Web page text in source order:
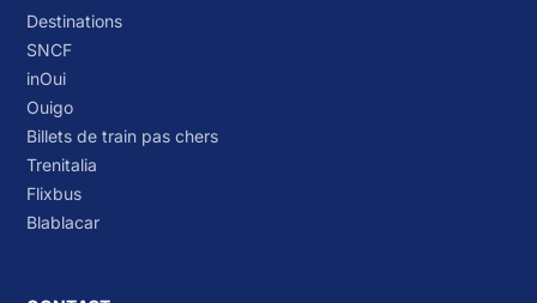
Destinations
SNCF
inOui
Ouigo
Billets de train pas chers
Trenitalia
Flixbus
Blablacar